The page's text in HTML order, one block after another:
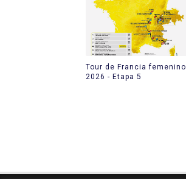
Tour de Francia femenino
2026 - Etapa 5